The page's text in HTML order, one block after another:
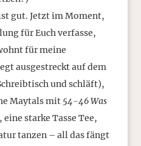
gut. Jetzt im Moment,
für Euch verfasse,
für meine
ausgestreckt auf dem
und schläft),
Maytals mit 54-46 Was
starke Tasse Tee,
tanzen – all das fängt